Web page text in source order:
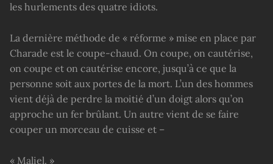
les hurlements des quatre idiots.
La dernière méthode de « réforme » mise en place par
Charade est le coupe-chaud. On coupe, on cautérise,
on coupe et on cautérise encore, jusqu’à ce que la
personne soit aux portes de la mort. L’un des hommes
vient déjà de perdre la moitié d’un doigt alors qu’on
approche un fer brûlant. Un autre vient de se faire
couper un morceau de cuisse et –
« Maliel. »